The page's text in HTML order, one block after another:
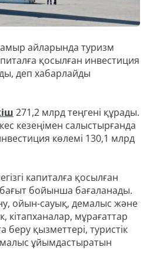
айларында туризм
қосылған инвестиция
деп хабарлайды
271,2 млрд теңгені құрады.
кезеңімен салыстырғанда
көлемі 130,1 млрд
капиталға қосылған
бойынша бағаланады.
ойын-сауық, демалыс және
кітапханалар, мұрағаттар
қызметтері, туристік
ұйымдастыратын